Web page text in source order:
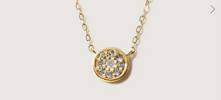
すべてのジュエリー